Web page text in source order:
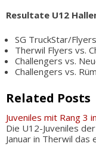
Resultate U12
SG TruckStar/
Therwil Flyers vs.
Challengers vs.
Challengers vs.
Related Posts
Juveniles mit Rang 3
Die U12-Juveniles
Januar in Therwil